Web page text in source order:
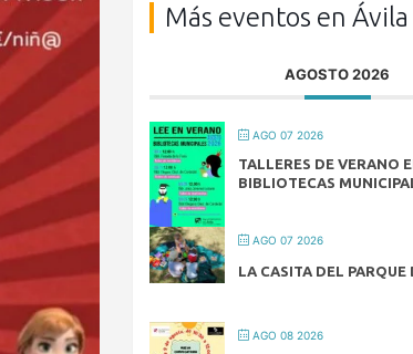
Más eventos en Ávila
AGOSTO 2026
AGO 07 2026
TALLERES DE VERANO
BIBLIOTECAS
AGO 07 2026
LA CASITA DEL PARQUE
AGO 08 2026